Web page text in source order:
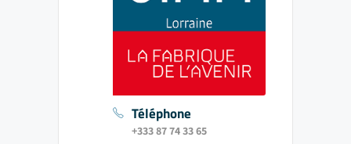
Téléphone
+333 87 74 33 65